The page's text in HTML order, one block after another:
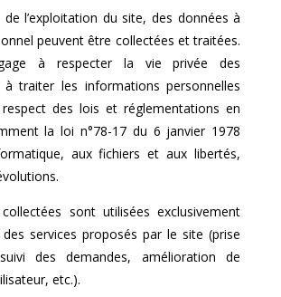
l’exploitation du site, des données à
peuvent être collectées et traitées.
à respecter la vie privée des
traiter les informations personnelles
des lois et réglementations en
la loi n°78-17 du 6 janvier 1978
aux fichiers et aux libertés,
sont utilisées exclusivement
services proposés par le site (prise
des demandes, amélioration de
etc.).